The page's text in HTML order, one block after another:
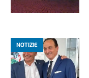
NOTIZIE